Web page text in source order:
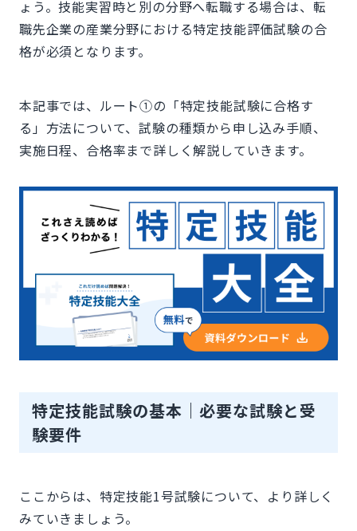
ょう。技能実習時と別の分野へ転職する場合は、転
職先企業の産業分野における特定技能評価試験の合
格が必須となります。
本記事では、ルート①の「特定技能試験に合格す
る」方法について、試験の種類から申し込み手順、
実施日程、合格率まで詳しく解説していきます。
特定技能試験の基本｜必要な試験と受
験要件
ここからは、特定技能1号試験について、より詳しく
みていきましょう。